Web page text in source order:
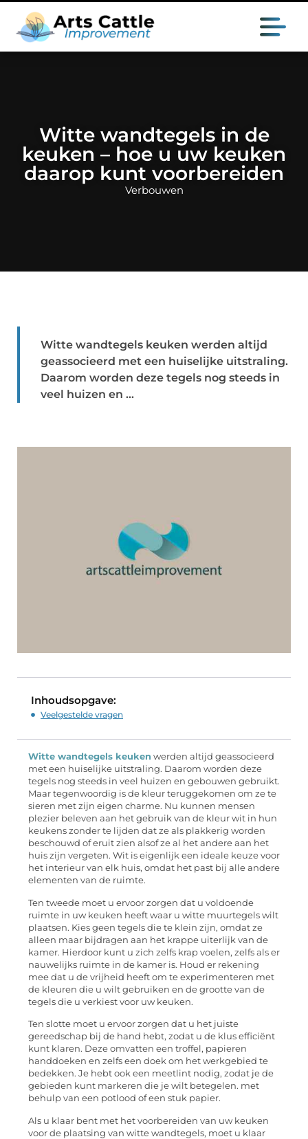
Witte wandtegels in de
keuken – hoe u uw keuken
daarop kunt voorbereiden
Verbouwen
Witte wandtegels keuken werden altijd
geassocieerd met een huiselijke uitstraling.
Daarom worden deze tegels nog steeds in
veel huizen en ...
Inhoudsopgave:
Veelgestelde vragen
Witte wandtegels keuken werden altijd geassocieerd
met een huiselijke uitstraling. Daarom worden deze
tegels nog steeds in veel huizen en gebouwen gebruikt.
Maar tegenwoordig is de kleur teruggekomen om ze te
sieren met zijn eigen charme. Nu kunnen mensen
plezier beleven aan het gebruik van de kleur wit in hun
keukens zonder te lijden dat ze als plakkerig worden
beschouwd of eruit zien alsof ze al het andere aan het
huis zijn vergeten. Wit is eigenlijk een ideale keuze voor
het interieur van elk huis, omdat het past bij alle andere
elementen van de ruimte.
Ten tweede moet u ervoor zorgen dat u voldoende
ruimte in uw keuken heeft waar u witte muurtegels wilt
plaatsen. Kies geen tegels die te klein zijn, omdat ze
alleen maar bijdragen aan het krappe uiterlijk van de
kamer. Hierdoor kunt u zich zelfs krap voelen, zelfs als er
nauwelijks ruimte in de kamer is. Houd er rekening
mee dat u de vrijheid heeft om te experimenteren met
de kleuren die u wilt gebruiken en de grootte van de
tegels die u verkiest voor uw keuken.
Ten slotte moet u ervoor zorgen dat u het juiste
gereedschap bij de hand hebt, zodat u de klus efficiënt
kunt klaren. Deze omvatten een troffel, papieren
handdoeken en zelfs een doek om het werkgebied te
bedekken. Je hebt ook een meetlint nodig, zodat je de
gebieden kunt markeren die je wilt betegelen. met
behulp van een potlood of een stuk papier.
Als u klaar bent met het voorbereiden van uw keuken
voor de plaatsing van witte wandtegels, moet u klaar